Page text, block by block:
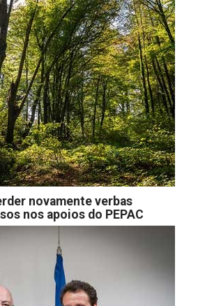
novamente verbas
nos apoios do PEPAC